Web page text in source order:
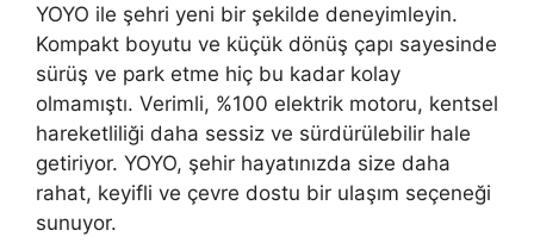
YOYO ile şehri yeni bir şekilde deneyimleyin.
Kompakt boyutu ve küçük dönüş çapı sayesinde
sürüş ve park etme hiç bu kadar kolay
olmamıştı. Verimli, %100 elektrik motoru, kentsel
hareketliliği daha sessiz ve sürdürülebilir hale
getiriyor. YOYO, şehir hayatınızda size daha
rahat, keyifli ve çevre dostu bir ulaşım seçeneği
sunuyor.